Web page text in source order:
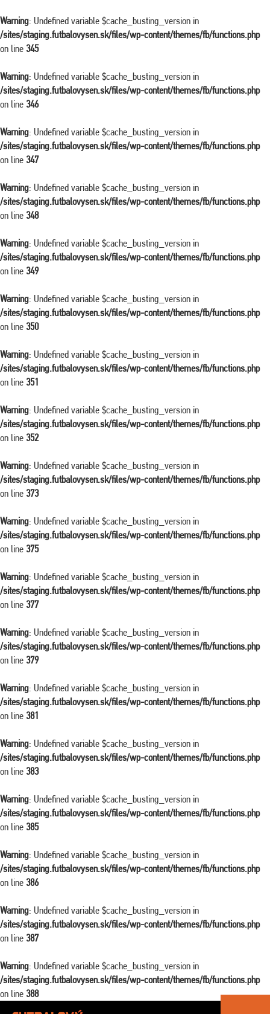
Warning: Undefined variable $cache_busting_version in
/sites/staging.futbalovysen.sk/files/wp-content/themes/fb/functions.php
on line 345
Warning: Undefined variable $cache_busting_version in
/sites/staging.futbalovysen.sk/files/wp-content/themes/fb/functions.php
on line 346
Warning: Undefined variable $cache_busting_version in
/sites/staging.futbalovysen.sk/files/wp-content/themes/fb/functions.php
on line 347
Warning: Undefined variable $cache_busting_version in
/sites/staging.futbalovysen.sk/files/wp-content/themes/fb/functions.php
on line 348
Warning: Undefined variable $cache_busting_version in
/sites/staging.futbalovysen.sk/files/wp-content/themes/fb/functions.php
on line 349
Warning: Undefined variable $cache_busting_version in
/sites/staging.futbalovysen.sk/files/wp-content/themes/fb/functions.php
on line 350
Warning: Undefined variable $cache_busting_version in
/sites/staging.futbalovysen.sk/files/wp-content/themes/fb/functions.php
on line 351
Warning: Undefined variable $cache_busting_version in
/sites/staging.futbalovysen.sk/files/wp-content/themes/fb/functions.php
on line 352
Warning: Undefined variable $cache_busting_version in
/sites/staging.futbalovysen.sk/files/wp-content/themes/fb/functions.php
on line 373
Warning: Undefined variable $cache_busting_version in
/sites/staging.futbalovysen.sk/files/wp-content/themes/fb/functions.php
on line 375
Warning: Undefined variable $cache_busting_version in
/sites/staging.futbalovysen.sk/files/wp-content/themes/fb/functions.php
on line 377
Warning: Undefined variable $cache_busting_version in
/sites/staging.futbalovysen.sk/files/wp-content/themes/fb/functions.php
on line 379
Warning: Undefined variable $cache_busting_version in
/sites/staging.futbalovysen.sk/files/wp-content/themes/fb/functions.php
on line 381
Warning: Undefined variable $cache_busting_version in
/sites/staging.futbalovysen.sk/files/wp-content/themes/fb/functions.php
on line 383
Warning: Undefined variable $cache_busting_version in
/sites/staging.futbalovysen.sk/files/wp-content/themes/fb/functions.php
on line 385
Warning: Undefined variable $cache_busting_version in
/sites/staging.futbalovysen.sk/files/wp-content/themes/fb/functions.php
on line 386
Warning: Undefined variable $cache_busting_version in
/sites/staging.futbalovysen.sk/files/wp-content/themes/fb/functions.php
on line 387
Warning: Undefined variable $cache_busting_version in
/sites/staging.futbalovysen.sk/files/wp-content/themes/fb/functions.php
on line 388